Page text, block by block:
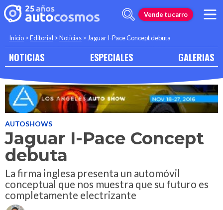
Vende tu carro
Inicio >Editorial >Noticias >Jaguar I-Pace Concept debuta
NOTICIAS ESPECIALES GALERIAS
AUTOSHOWS
Jaguar I-Pace Concept
debuta
La firma inglesa presenta un automóvil
conceptual que nos muestra que su futuro es
completamente electrizante